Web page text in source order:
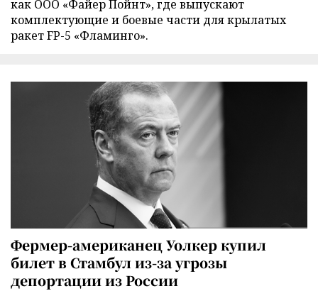
как ООО «Файер Пойнт», где выпускают
комплектующие и боевые части для крылатых
ракет FP-5 «Фламинго».
Фермер-американец Уолкер купил
билет в Стамбул из-за угрозы
депортации из России